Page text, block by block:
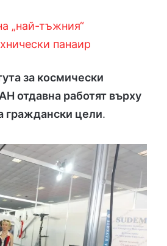
„най-тъжния“
панаир
за космически
отдавна работят върху
граждански цели.